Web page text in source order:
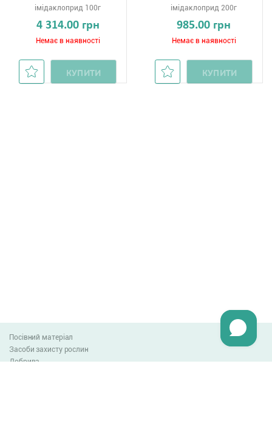
імідаклоприд 100г
4 314.00 грн
Немає в наявності
КУПИТИ
імідаклоприд 200г
985.00 грн
Немає в наявності
КУПИТИ
Посівний матеріал
Засоби захисту рослин
Добрива